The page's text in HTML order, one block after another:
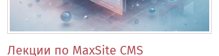
Лекции по MaxSite CMS